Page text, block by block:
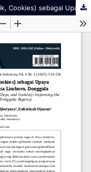
Diversifikasi Produk Sagu (Mie, Keripik, Cookies) sebagai Upaya Peningkatan Kapasitas Usaha Petani di Desa Limboro, Donggala